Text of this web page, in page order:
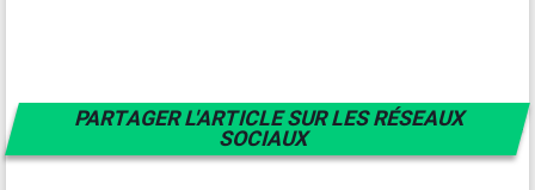
PARTAGER L'ARTICLE SUR LES RÉSEAUX
SOCIAUX